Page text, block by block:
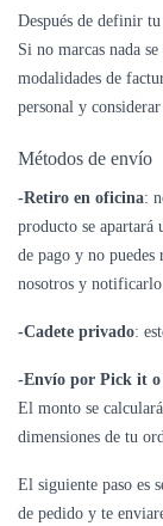
Después de definir
Si no marcas nada
modalidades de
personal y
Métodos de envío
-Retiro en oficina:
producto se
de pago y no
nosotros y
-Cadete privado:
-Envío por Pick it
El monto se
dimensiones de tu
El siguiente paso es
de pedido y te